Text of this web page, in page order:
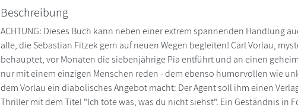
Beschreibung
ACHTUNG: Dieses Buch kann neben einer extrem spannenden Handlung
alle, die Sebastian Fitzek gern auf neuen Wegen begleiten! Carl Vorlau,
behauptet, vor Monaten die siebenjährige Pia entführt und an einen
nur mit einem einzigen Menschen reden - dem ebenso humorvollen wie
dem Vorlau ein diabolisches Angebot macht: Der Agent soll ihm einen
Thriller mit dem Titel "Ich töte was, was du nicht siehst". Ein Geständnis in